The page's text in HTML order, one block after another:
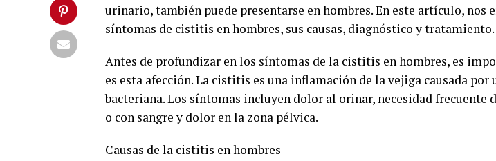
urinario, también puede presentarse en hombres. En este artículo, nos
síntomas de cistitis en hombres, sus causas, diagnóstico y tratamiento.
Antes de profundizar en los síntomas de la cistitis en hombres, es
es esta afección. La cistitis es una inflamación de la vejiga causada por
bacteriana. Los síntomas incluyen dolor al orinar, necesidad frecuente
o con sangre y dolor en la zona pélvica.
Causas de la cistitis en hombres